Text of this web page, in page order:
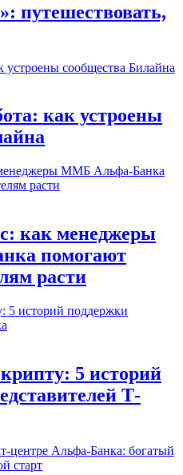
путешествовать,
как устроены
как менеджеры
помогают
расти
5 историй
Т-